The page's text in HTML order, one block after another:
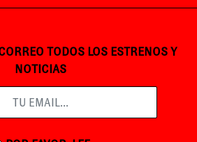
TODOS LOS ESTRENOS Y
NOTICIAS